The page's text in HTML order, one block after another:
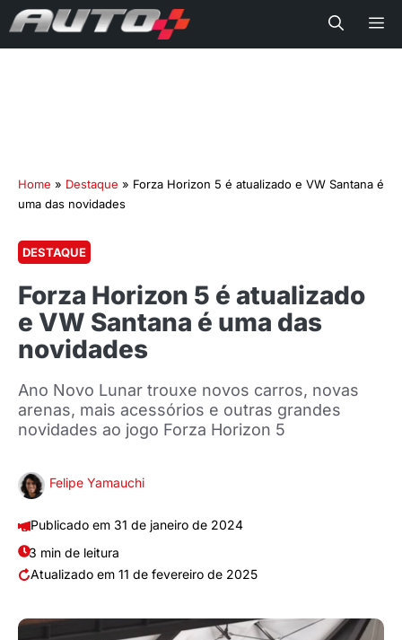
Home » Destaque » Forza Horizon 5 é atualizado e VW Santana é
uma das novidades
DESTAQUE
Forza Horizon 5 é atualizado
e VW Santana é uma das
novidades
Ano Novo Lunar trouxe novos carros, novas
arenas, mais acessórios e outras grandes
novidades ao jogo Forza Horizon 5
Felipe Yamauchi
31 de janeiro de 2024
3 min de leitura
11 de fevereiro de 2025